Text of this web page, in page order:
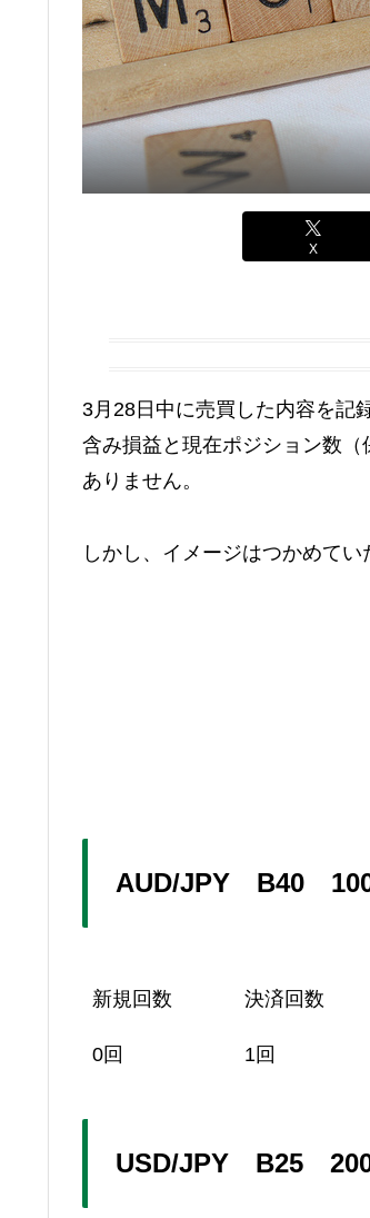
X
3月28日中に売買した内容を記
含み損益と現在ポジション数
ありません。
しかし、イメージはつかめてい
AUD/JPY B40
新規回数 決済回数
0回 1回
USD/JPY B25